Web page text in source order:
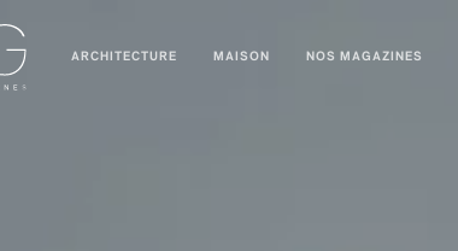
ARCHITECTURE MAISON NOS MAGAZINES